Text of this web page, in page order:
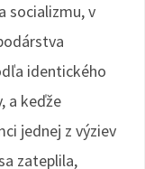
socializmu, v
identického
a keďže
jednej z výziev
zateplila,